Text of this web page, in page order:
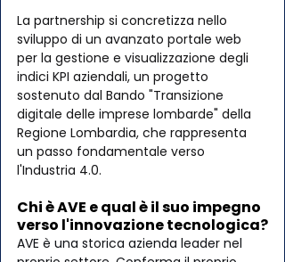
La partnership si concretizza nello
sviluppo di un avanzato portale web
per la gestione e visualizzazione degli
indici KPI aziendali, un progetto
sostenuto dal Bando "Transizione
digitale delle imprese lombarde" della
Regione Lombardia, che rappresenta
un passo fondamentale verso
l'Industria 4.0.
Chi è AVE e qual è il suo impegno
verso l'innovazione tecnologica?
AVE è una storica azienda leader nel